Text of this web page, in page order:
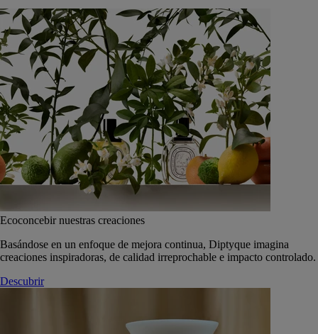
Ecoconcebir nuestras creaciones
Basándose en un enfoque de mejora continua, Diptyque imagina
creaciones inspiradoras, de calidad irreprochable e impacto controlado.
Descubrir